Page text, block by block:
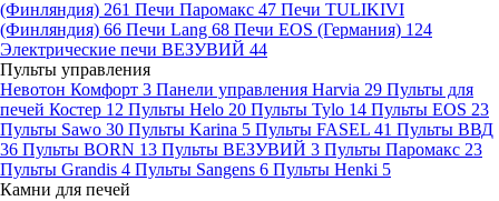
(Финляндия) 261 Печи Паромакс 47 Печи TULIKIVI
(Финляндия) 66 Печи Lang 68 Печи EOS (Германия) 124
Электрические печи ВЕЗУВИЙ 44
Пульты управления
Невотон Комфорт 3 Панели управления Harvia 29 Пульты для
печей Костер 12 Пульты Helo 20 Пульты Tylo 14 Пульты EOS 23
Пульты Sawo 30 Пульты Karina 5 Пульты FASEL 41 Пульты ВВД
36 Пульты BORN 13 Пульты ВЕЗУВИЙ 3 Пульты Паромакс 23
Пульты Grandis 4 Пульты Sangens 6 Пульты Henki 5
Камни для печей